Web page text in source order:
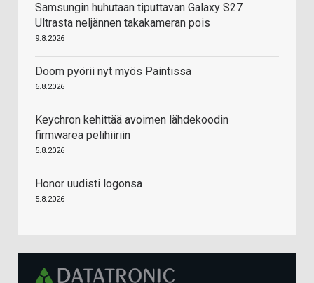
Samsungin huhutaan tiputtavan Galaxy S27
Ultrasta neljännen takakameran pois
9.8.2026
Doom pyörii nyt myös Paintissa
6.8.2026
Keychron kehittää avoimen lähdekoodin
firmwarea pelihiiriin
5.8.2026
Honor uudisti logonsa
5.8.2026